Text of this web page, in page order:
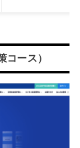
ース）